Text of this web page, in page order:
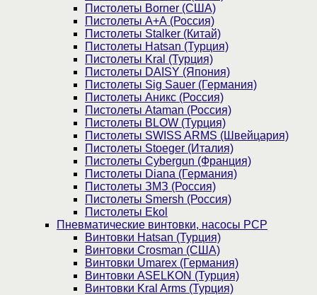
Пистолеты Borner (США)
Пистолеты А+А (Россия)
Пистолеты Stalker (Китай)
Пистолеты Hatsan (Турция)
Пистолеты Kral (Турция)
Пистолеты DAISY (Япония)
Пистолеты Sig Sauer (Германия)
Пистолеты Аникс (Россия)
Пистолеты Ataman (Россия)
Пистолеты BLOW (Турция)
Пистолеты SWISS ARMS (Швейцария)
Пистолеты Stoeger (Италия)
Пистолеты Cybergun (Франция)
Пистолеты Diana (Германия)
Пистолеты ЗМЗ (Россия)
Пистолеты Smersh (Россия)
Пистолеты Ekol
Пневматические винтовки, насосы PCP
Винтовки Hatsan (Турция)
Винтовки Crosman (США)
Винтовки Umarex (Германия)
Винтовки ASELKON (Турция)
Винтовки Kral Arms (Турция)